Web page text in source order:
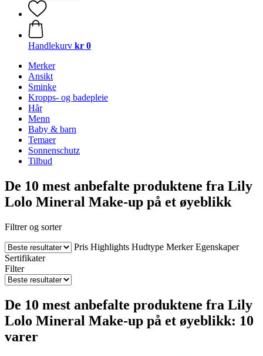
Handlekurv kr 0
Merker
Ansikt
Sminke
Kropps- og badepleie
Hår
Menn
Baby & barn
Temaer
Sonnenschutz
Tilbud
De 10 mest anbefalte produktene fra Lily
Lolo Mineral Make-up på et øyeblikk
Filtrer og sorter
Pris Highlights Hudtype Merker Egenskaper
Sertifikater
Filter
De 10 mest anbefalte produktene fra Lily
Lolo Mineral Make-up på et øyeblikk: 10
varer